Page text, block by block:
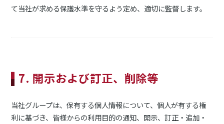
て当社が求める保護水準を守るよう定め、適切に監督します。
7. 開示および訂正、削除等
当社グループは、保有する個人情報について、個人が有する権
利に基づき、皆様からの利用目的の通知、開示、訂正・追加・